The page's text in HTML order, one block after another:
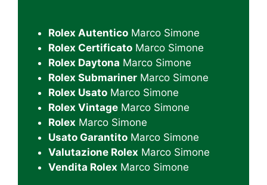
Rolex Autentico Marco Simone
Rolex Certificato Marco Simone
Rolex Daytona Marco Simone
Rolex Submariner Marco Simone
Rolex Usato Marco Simone
Rolex Vintage Marco Simone
Rolex Marco Simone
Usato Garantito Marco Simone
Valutazione Rolex Marco Simone
Vendita Rolex Marco Simone